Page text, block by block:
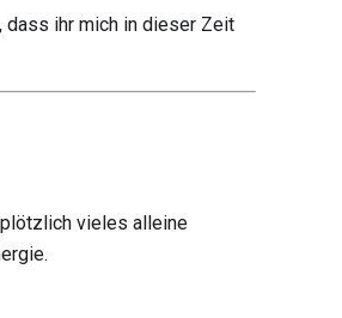
dass ihr mich in dieser Zeit
vieles alleine